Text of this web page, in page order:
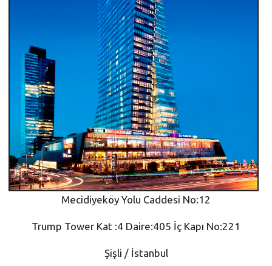
Mecidiyeköy Yolu Caddesi No:12
Trump Tower Kat :4 Daire:405 İç Kapı No:221
Şişli / İstanbul